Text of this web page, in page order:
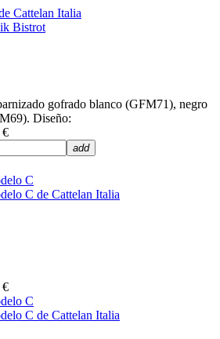
gofrado blanco (GFM71), negro
Diseño:
€
add
€